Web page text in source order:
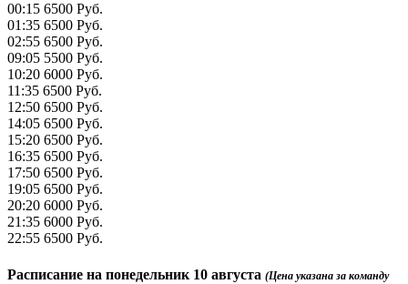
00:15 6500 Руб.
01:35 6500 Руб.
02:55 6500 Руб.
09:05 5500 Руб.
10:20 6000 Руб.
11:35 6500 Руб.
12:50 6500 Руб.
14:05 6500 Руб.
15:20 6500 Руб.
16:35 6500 Руб.
17:50 6500 Руб.
19:05 6500 Руб.
20:20 6000 Руб.
21:35 6000 Руб.
22:55 6500 Руб.
Расписание на понедельник 10 августа (Цена указана за команду